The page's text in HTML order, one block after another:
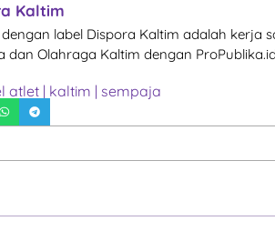
Kaltim
label Dispora Kaltim adalah kerja
dan Olahraga Kaltim dengan
atlet | kaltim | sempaja